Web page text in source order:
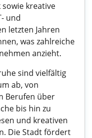
kreative
und
letzten Jahren
was zahlreiche
anzieht.
sind vielfältig
ab, von
Berufen über
bis hin zu
und kreativen
Die Stadt fördert